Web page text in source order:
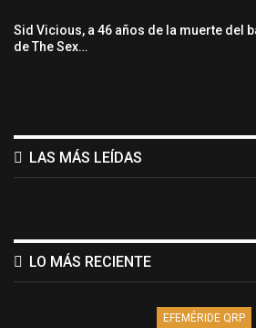
Sid Vicious, a 46 años de la muerte del
de The Sex…
LAS MÁS LEÍDAS
LO MÁS RECIENTE
EFEMÉRIDE QRP